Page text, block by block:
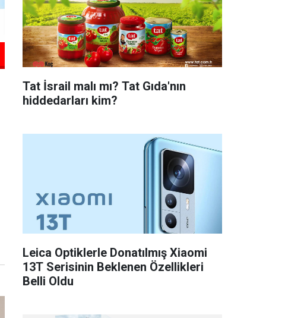
Tat İsrail malı mı? Tat Gıda'nın
hiddedarları kim?
Leica Optiklerle Donatılmış Xiaomi
13T Serisinin Beklenen Özellikleri
Belli Oldu